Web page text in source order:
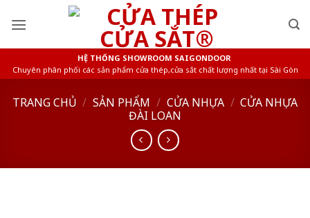
HỆ THỐNG SHOWROOM SAIGONDOOR
Chuyên phân phối các sản phẩm cửa thép,cửa sắt chất lượng nhất tại Sài Gòn
TRANG CHỦ / SẢN PHẨM / CỬA NHỰA / CỬA NHỰA
ĐÀI LOAN